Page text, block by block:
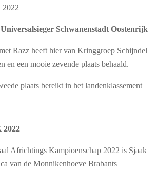
2022
Schwanenstadt Oostenrijk
Razz heeft hier van Kringgroep Schijndel
en een mooie zevende plaats behaald.
plaats bereikt in het landenklassement
2022
Africhtings Kampioenschap 2022 is Sjaak
van de Monnikenhoeve Brabants